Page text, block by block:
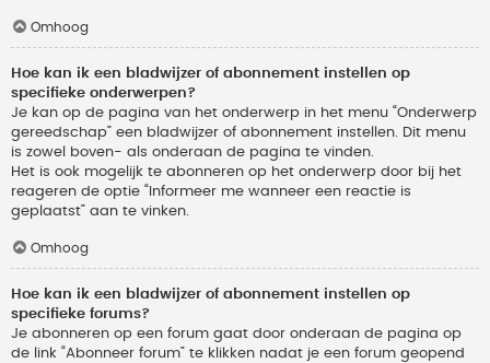
Omhoog
Hoe kan ik een bladwijzer of abonnement instellen op
specifieke onderwerpen?
Je kan op de pagina van het onderwerp in het menu “Onderwerp
gereedschap” een bladwijzer of abonnement instellen. Dit menu
is zowel boven- als onderaan de pagina te vinden.
Het is ook mogelijk te abonneren op het onderwerp door bij het
reageren de optie “Informeer me wanneer een reactie is
geplaatst” aan te vinken.
Omhoog
Hoe kan ik een bladwijzer of abonnement instellen op
specifieke forums?
Je abonneren op een forum gaat door onderaan de pagina op
de link “Abonneer forum” te klikken nadat je een forum geopend